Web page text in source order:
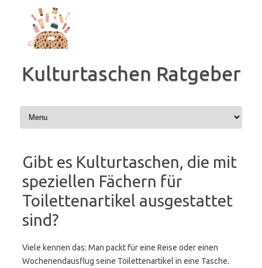
springen
Kulturtaschen Ratgeber
Gibt es Kulturtaschen, die mit
speziellen Fächern für
Toilettenartikel ausgestattet
sind?
Viele kennen das: Man packt für eine Reise oder einen
Wochenendausflug seine Toilettenartikel in eine Tasche.